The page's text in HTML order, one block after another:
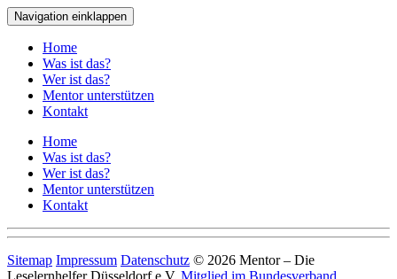
Navigation einklappen
Home
Was ist das?
Wer ist das?
Mentor unterstützen
Kontakt
Home
Was ist das?
Wer ist das?
Mentor unterstützen
Kontakt
Sitemap Impressum Datenschutz © 2026 Mentor – Die
Leselernhelfer Düsseldorf e.V. Mitglied im Bundesverband